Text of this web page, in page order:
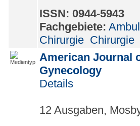
ISSN: 0944-5943
Fachgebiete:
Chirurgie Chirurgie
American Journal
Gynecology
Details
12 Ausgaben,